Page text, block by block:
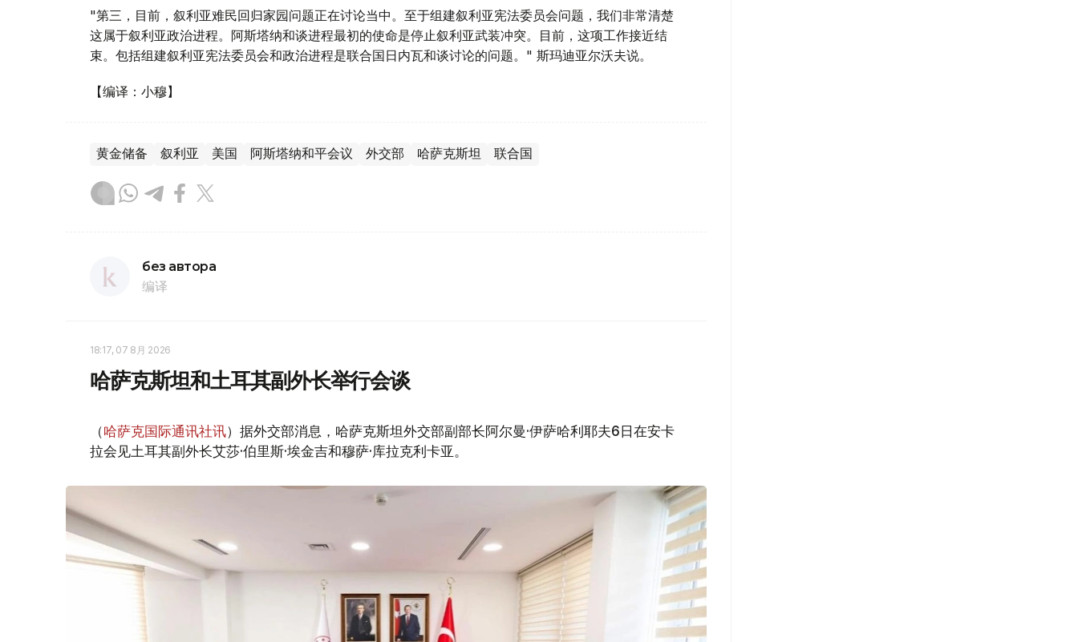
"第三，目前，叙利亚难民回归家园问题正在讨论当中。至于组建叙利亚宪法委员会问题，我们非常清楚
这属于叙利亚政治进程。阿斯塔纳和谈进程最初的使命是停止叙利亚武装冲突。目前，这项工作接近结
束。包括组建叙利亚宪法委员会和政治进程是联合国日内瓦和谈讨论的问题。" 斯玛迪亚尔沃夫说。
【编译：小穆】
黄金储备 叙利亚 美国 阿斯塔纳和平会议 外交部 哈萨克斯坦 联合国
без автора
编译
18:17, 07 8月 2026
哈萨克斯坦和土耳其副外长举行会谈
（哈萨克国际通讯社讯）据外交部消息，哈萨克斯坦外交部副部长阿尔曼·伊萨哈利耶夫6日在安卡
拉会见土耳其副外长艾莎·伯里斯·埃金吉和穆萨·库拉克利卡亚。